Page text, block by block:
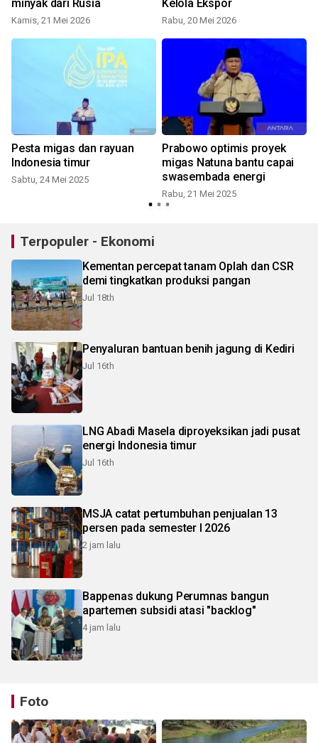
minyak dari Rusia
Kamis, 21 Mei 2026
Kelola Ekspor
Rabu, 20 Mei 2026
Pesta migas dan rayuan
Indonesia timur
Sabtu, 24 Mei 2025
Prabowo optimis proyek
migas Natuna bantu capai
swasembada energi
Rabu, 21 Mei 2025
Terpopuler - Ekonomi
Kementan percepat tanam Oplah dan CSR
demi tingkatkan produksi pangan
Jul 18th
Penyaluran bantuan benih jagung di Kediri
Jul 16th
LNG Abadi Masela diproyeksikan jadi pusat
energi Indonesia timur
Jul 16th
MSJA catat pertumbuhan penjualan 13
persen pada semester I 2026
2 jam lalu
Bappenas dukung Perumnas bangun
apartemen subsidi atasi "backlog"
4 jam lalu
Foto